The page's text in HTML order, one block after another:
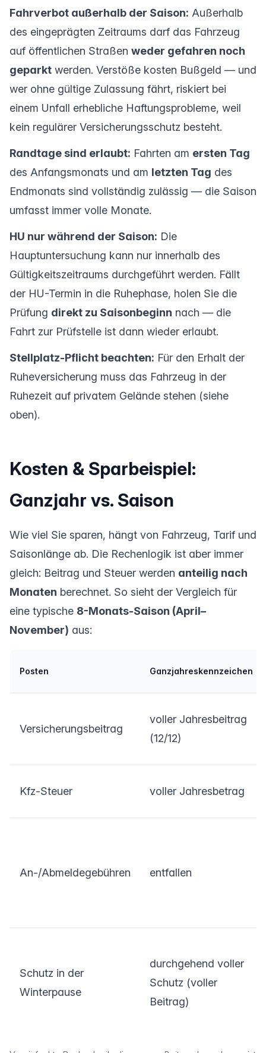
Fahrverbot außerhalb der Saison: Außerhalb
des eingeprägten Zeitraums darf das Fahrzeug
auf öffentlichen Straßen weder gefahren noch
geparkt werden. Verstöße kosten Bußgeld — und
wer ohne gültige Zulassung fährt, riskiert bei
einem Unfall erhebliche Haftungsprobleme, weil
kein regulärer Versicherungsschutz besteht.
Randtage sind erlaubt: Fahrten am ersten Tag
des Anfangsmonats und am letzten Tag des
Endmonats sind vollständig zulässig — die Saison
umfasst immer volle Monate.
HU nur während der Saison: Die
Hauptuntersuchung kann nur innerhalb des
Gültigkeitszeitraums durchgeführt werden. Fällt
der HU-Termin in die Ruhephase, holen Sie die
Prüfung direkt zu Saisonbeginn nach — die
Fahrt zur Prüfstelle ist dann wieder erlaubt.
Stellplatz-Pflicht beachten: Für den Erhalt der
Ruheversicherung muss das Fahrzeug in der
Ruhezeit auf privatem Gelände stehen (siehe
oben).
Kosten & Sparbeispiel:
Ganzjahr vs. Saison
Wie viel Sie sparen, hängt von Fahrzeug, Tarif und
Saisonlänge ab. Die Rechenlogik ist aber immer
gleich: Beitrag und Steuer werden anteilig nach
Monaten berechnet. So sieht der Vergleich für
eine typische 8-Monats-Saison (April–
November) aus:
Posten Ganzjahreskennzeichen
Versicherungsbeitrag
voller Jahresbeitrag
(12/12)
Kfz-Steuer voller Jahresbetrag
An-/Abmeldegebühren entfallen
Schutz in der
Winterpause
durchgehend voller
Schutz (voller
Beitrag)